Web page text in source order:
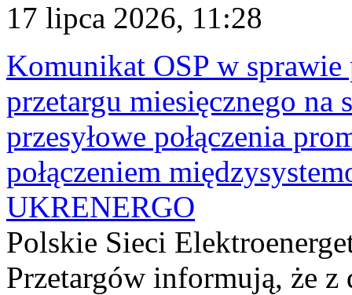
17 lipca 2026, 11:28
Komunikat OSP w sprawie
przetargu miesięcznego
przesyłowe połączenia
połączeniem
UKRENERGO
Polskie Sieci
Przetargów informują, że